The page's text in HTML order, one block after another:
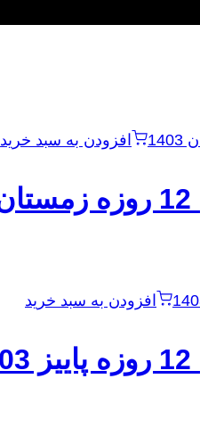
افزودن به سبد خرید
افزودن به سبد خرید